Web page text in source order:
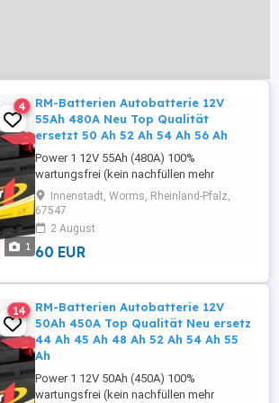
1
4
RM-Batterien Autobatterie 12V
55Ah 480A Neu Top Qualität
ersetzt 50 Ah 52 Ah 54 Ah 56 Ah
Power 1 12V 55Ah (480A) 100%
wartungsfrei (kein nachfüllen mehr
notwendig)(Ca/Ca) Technik Optimale
Startkraft, Top Qualität!!! Abmessungen:
Länge 242 mm X Breite 175 mm X Höhe
175 mm Pluspol: rechts ( Rundpol ) 2
Jahre Gewährleistung Die Batterie ist neu,
Weitere ...
Innenstadt, Worms, Rheinland-Pfalz,
67547
2 August
60 EUR
14
RM-Batterien Autobatterie 12V
50Ah 450A Top Qualität Neu ersetz
44 Ah 45 Ah 48 Ah 52 Ah 54 Ah 55
Ah
Power 1 12V 50Ah (450A) 100%
wartungsfrei (kein nachfüllen mehr